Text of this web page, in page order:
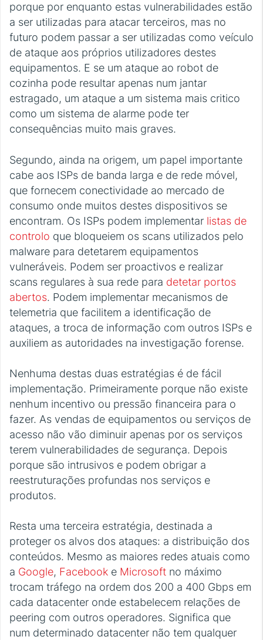
porque por enquanto estas vulnerabilidades estão
a ser utilizadas para atacar terceiros, mas no
futuro podem passar a ser utilizadas como veículo
de ataque aos próprios utilizadores destes
equipamentos. E se um ataque ao robot de
cozinha pode resultar apenas num jantar
estragado, um ataque a um sistema mais critico
como um sistema de alarme pode ter
consequências muito mais graves.
Segundo, ainda na origem, um papel importante
cabe aos ISPs de banda larga e de rede móvel,
que fornecem conectividade ao mercado de
consumo onde muitos destes dispositivos se
encontram. Os ISPs podem implementar listas de
controlo que bloqueiem os scans utilizados pelo
malware para detetarem equipamentos
vulneráveis. Podem ser proactivos e realizar
scans regulares à sua rede para detetar portos
abertos. Podem implementar mecanismos de
telemetria que facilitem a identificação de
ataques, a troca de informação com outros ISPs e
auxiliem as autoridades na investigação forense.
Nenhuma destas duas estratégias é de fácil
implementação. Primeiramente porque não existe
nenhum incentivo ou pressão financeira para o
fazer. As vendas de equipamentos ou serviços de
acesso não vão diminuir apenas por os serviços
terem vulnerabilidades de segurança. Depois
porque são intrusivos e podem obrigar a
reestruturações profundas nos serviços e
produtos.
Resta uma terceira estratégia, destinada a
proteger os alvos dos ataques: a distribuição dos
conteúdos. Mesmo as maiores redes atuais como
a Google, Facebook e Microsoft no máximo
trocam tráfego na ordem dos 200 a 400 Gbps em
cada datacenter onde estabelecem relações de
peering com outros operadores. Significa que
num determinado datacenter não tem qualquer